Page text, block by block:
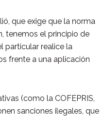
que exige que la norma
tenemos el principio de
particular realice la
frente a una aplicación
(como la COFEPRIS,
sanciones ilegales, que